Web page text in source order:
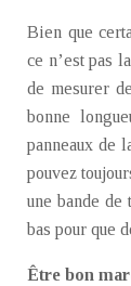
Bien que
ce n’est pas
de mesurer
bonne
panneaux de
pouvez
une bande de
bas pour que
Être bon